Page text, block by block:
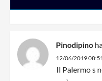
Pinodipino
12/06/2019
Il Palermo s